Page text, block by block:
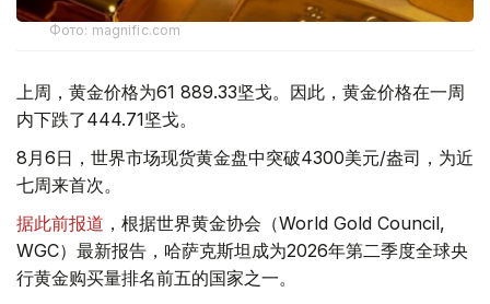
Фото: magnific.com
上周，黄金价格为61 889.33坚戈。因此，黄金价格在一周
内下跌了444.71坚戈。
8月6日，世界市场现货黄金盘中突破4300美元/盎司，为近
七周来首次。
据此前报道 ，根据世界黄金协会（World Gold Council,
WGC）最新报告，哈萨克斯坦成为2026年第二季度全球央
行黄金购买量排名前五的国家之一。